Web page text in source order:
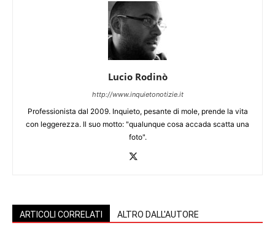
Lucio Rodinò
http://www.inquietonotizie.it
Professionista dal 2009. Inquieto, pesante di mole, prende la vita
con leggerezza. Il suo motto: "qualunque cosa accada scatta una
foto".
ARTICOLI CORRELATI ALTRO DALL'AUTORE